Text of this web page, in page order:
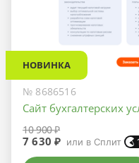
НОВИНКА
№ 8686516
Сайт бухгалтерских
10 900 ₽
7 630 ₽ или в Сплит